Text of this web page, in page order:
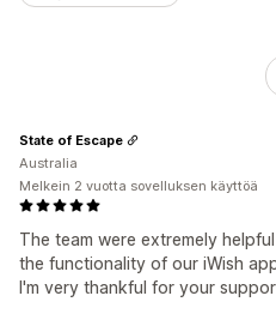
The team were extremely
the functionality of our iWish
I'm very thankful for your
State of Escape
Australia
Melkein 2 vuotta sovelluksen käyttöä